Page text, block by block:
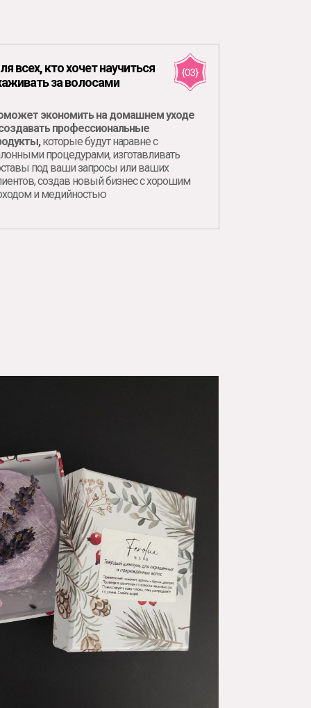
всех, кто хочет научиться
за волосами
экономить на домашнем уходе
профессиональные
которые будут наравне с
процедурами, изготавливать
под ваши запросы или ваших
создав новый бизнес с хорошим
и медийностью